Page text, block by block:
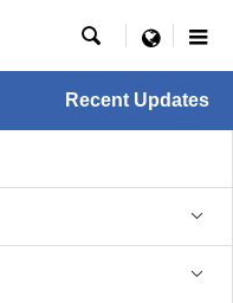
 menu
Recent Updates